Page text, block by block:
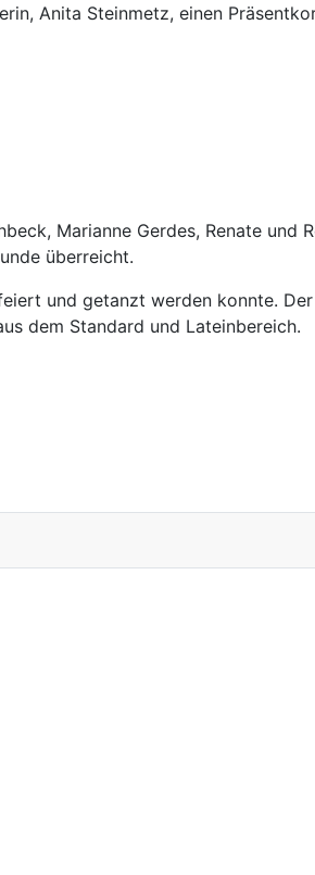
Anita Steinmetz, einen
Marianne Gerdes, Renate und
überreicht.
und getanzt werden konnte.
dem Standard und Lateinbereich.